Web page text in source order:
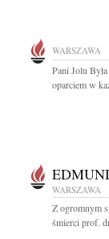
WARSZAWA
Pani Jolu
oparciem w
WARSZAWA
Z ogromnym
śmierci prof.